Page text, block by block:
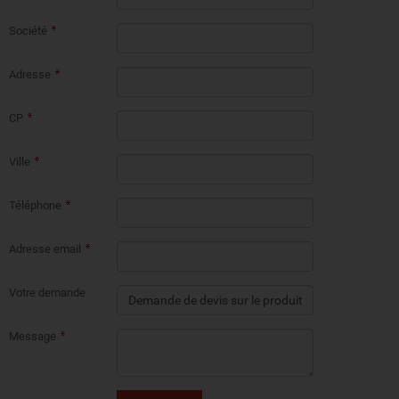
Société
Adresse
CP
Ville
Téléphone
Adresse email
Votre demande
Message